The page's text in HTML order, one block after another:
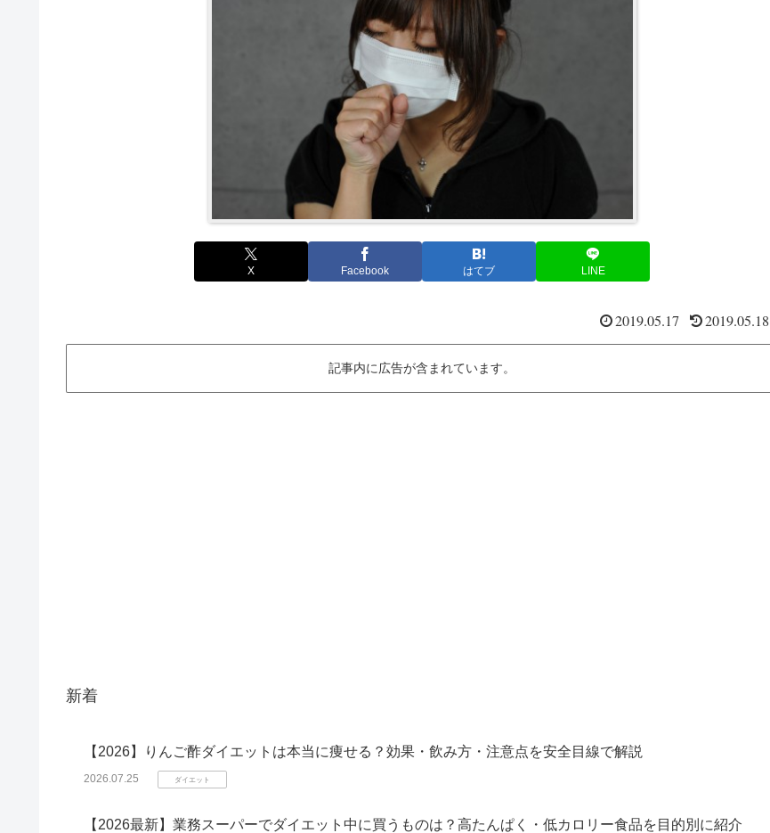
X Facebook はてブ LINE
2019.05.17 2019.05.18
記事内に広告が含まれています。
新着
【2026】りんご酢ダイエットは本当に痩せる？効果・飲み方・注意点を安全目線で解説
2026.07.25 ダイエット
【2026最新】業務スーパーでダイエット中に買うものは？高たんぱく・低カロリー食品を目的別に紹介